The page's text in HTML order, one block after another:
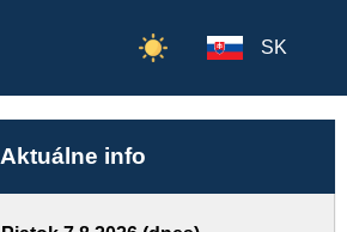
SK
Aktuálne info